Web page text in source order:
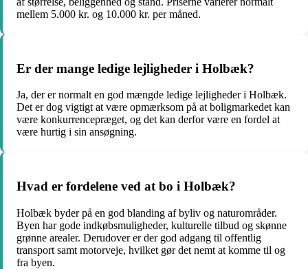
mellem 5.000 kr. og 10.000 kr. per måned.
Er der mange ledige lejligheder i Holbæk?
Ja, der er normalt en god mængde ledige lejligheder i Holbæk.
Det er dog vigtigt at være opmærksom på at boligmarkedet kan
være konkurrencepræget, og det kan derfor være en fordel at
være hurtig i sin ansøgning.
Hvad er fordelene ved at bo i Holbæk?
Holbæk byder på en god blanding af byliv og naturområder.
Byen har gode indkøbsmuligheder, kulturelle tilbud og skønne
grønne arealer. Derudover er der god adgang til offentlig
transport samt motorveje, hvilket gør det nemt at komme til og
fra byen.